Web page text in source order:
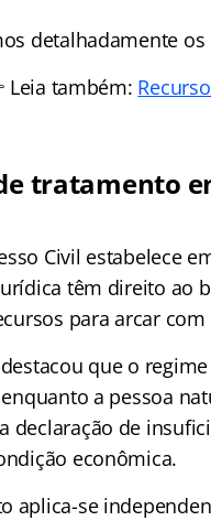
detalhadamente
Leia também:
tratamento
Civil estabelece
têm direito ao
para arcar
destacou que o
a pessoa
declaração de
econômica.
aplica-se